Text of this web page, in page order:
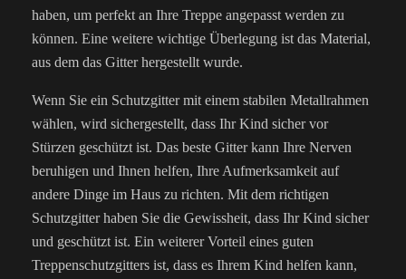
haben, um perfekt an Ihre Treppe angepasst werden zu
können. Eine weitere wichtige Überlegung ist das Material,
aus dem das Gitter hergestellt wurde.
Wenn Sie ein Schutzgitter mit einem stabilen Metallrahmen
wählen, wird sichergestellt, dass Ihr Kind sicher vor
Stürzen geschützt ist. Das beste Gitter kann Ihre Nerven
beruhigen und Ihnen helfen, Ihre Aufmerksamkeit auf
andere Dinge im Haus zu richten. Mit dem richtigen
Schutzgitter haben Sie die Gewissheit, dass Ihr Kind sicher
und geschützt ist. Ein weiterer Vorteil eines guten
Treppenschutzgitters ist, dass es Ihrem Kind helfen kann,